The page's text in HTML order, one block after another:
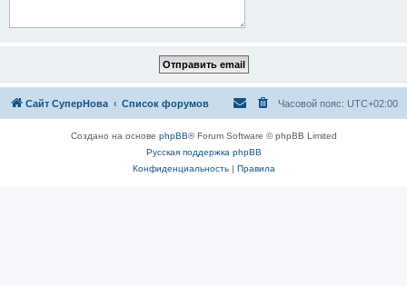
Сайт СуперНова Список форумов Часовой пояс: UTC+02:00
Создано на основе phpBB® Forum Software © phpBB Limited
Русская поддержка phpBB
Конфиденциальность| Правила